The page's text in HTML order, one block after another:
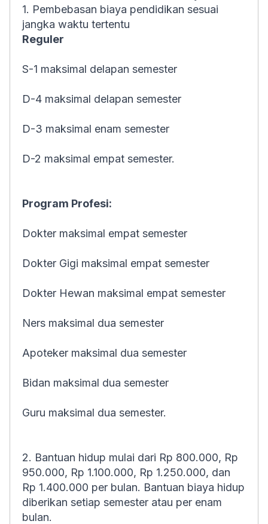
1. Pembebasan biaya pendidikan sesuai
jangka waktu tertentu
Reguler
S-1 maksimal delapan semester
D-4 maksimal delapan semester
D-3 maksimal enam semester
D-2 maksimal empat semester.
Program Profesi:
Dokter maksimal empat semester
Dokter Gigi maksimal empat semester
Dokter Hewan maksimal empat semester
Ners maksimal dua semester
Apoteker maksimal dua semester
Bidan maksimal dua semester
Guru maksimal dua semester.
2. Bantuan hidup mulai dari Rp 800.000, Rp
950.000, Rp 1.100.000, Rp 1.250.000, dan
Rp 1.400.000 per bulan. Bantuan biaya hidup
diberikan setiap semester atau per enam
bulan.